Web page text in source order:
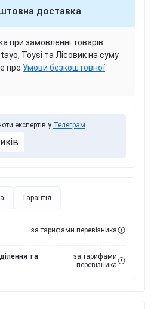
Гарантія
за тарифами перевізника
та
за тарифами
перевізника
доставка
при замовленні товарів
Toysi та Лісовик на суму
про Умови безкоштовної
експертів у Телеграм